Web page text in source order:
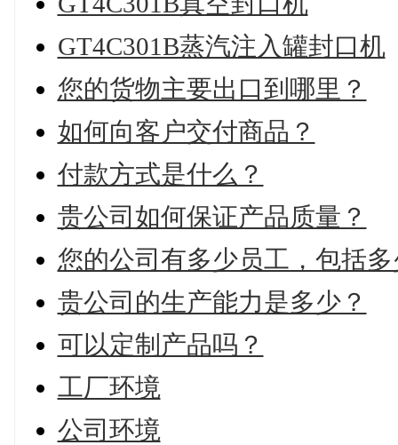
GT4C301B蒸汽注入罐封口机
您的货物主要出口到哪里？
如何向客户交付商品？
付款方式是什么？
贵公司如何保证产品质量？
您的公司有多少员工，包括
贵公司的生产能力是多少？
可以定制产品吗？
工厂环境
公司环境